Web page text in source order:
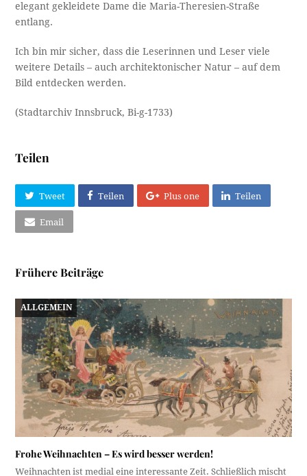
elegant gekleidete Dame die Maria-Theresien-Straße
entlang.
Ich bin mir sicher, dass die Leserinnen und Leser viele
weitere Details – auch architektonischer Natur – auf dem
Bild entdecken werden.
(Stadtarchiv Innsbruck, Bi-g-1733)
Teilen
Tweet Teilen Plus one Teilen
Email
Frühere Beiträge
ALLGEMEIN
Frohe Weihnachten – Es wird besser werden!
Weihnachten ist medial eine interessante Zeit. Schließlich mischt